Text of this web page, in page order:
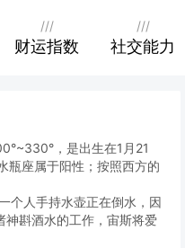
///
财运指数
///
社交能力
，是出生在1月21
瓶座属于阳性；按照西方的
个人手持水壶正在倒水，因
神斟酒水的工作，宙斯将爱